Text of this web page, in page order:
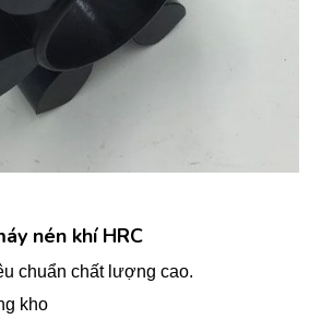
nén khí HRC
chuẩn chất lượng cao.
kho